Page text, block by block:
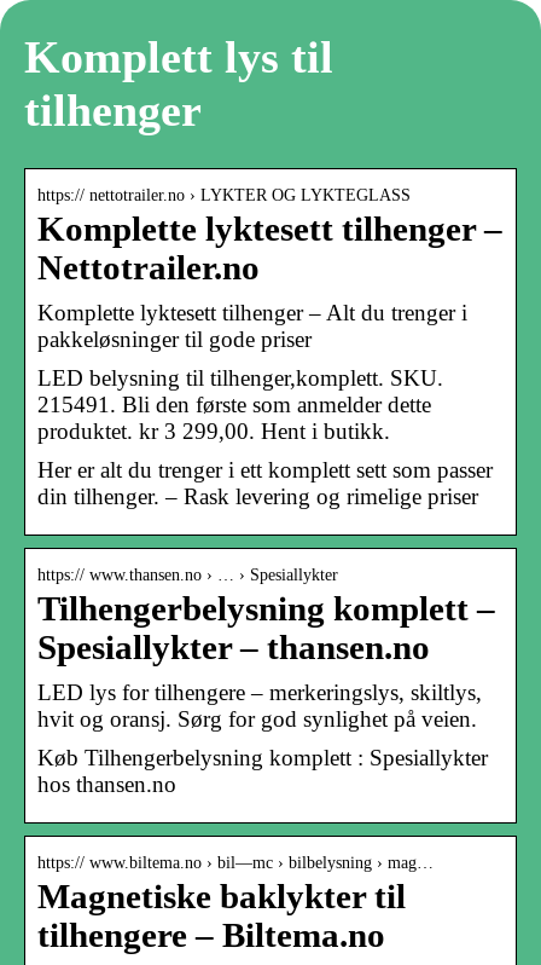
Komplett lys til
tilhenger
https:// nettotrailer.no › LYKTER OG LYKTEGLASS
Komplette lyktesett tilhenger –
Nettotrailer.no
Komplette lyktesett tilhenger – Alt du trenger i
pakkeløsninger til gode priser
LED belysning til tilhenger,komplett. SKU.
215491. Bli den første som anmelder dette
produktet. kr 3 299,00. Hent i butikk.
Her er alt du trenger i ett komplett sett som passer
din tilhenger. – Rask levering og rimelige priser
https:// www.thansen.no › … › Spesiallykter
Tilhengerbelysning komplett –
Spesiallykter – thansen.no
LED lys for tilhengere – merkeringslys, skiltlys,
hvit og oransj. Sørg for god synlighet på veien.
Køb Tilhengerbelysning komplett : Spesiallykter
hos thansen.no
https:// www.biltema.no › bil—mc › bilbelysning › mag…
Magnetiske baklykter til
tilhengere – Biltema.no